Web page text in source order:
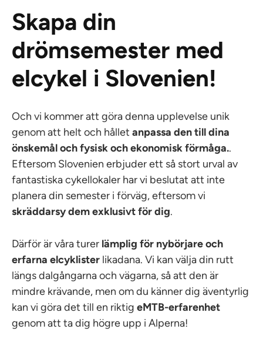
Skapa din
drömsemester med
elcykel i Slovenien!
Och vi kommer att göra denna upplevelse unik
genom att helt och hållet anpassa den till dina
önskemåloch fysisk och ekonomisk förmåga..
Eftersom Slovenien erbjuder ett så stort urval av
fantastiska cykellokaler har vi beslutat att inte
planera din semester i förväg, eftersom vi
skräddarsy dem exklusivt för dig.
Därför är våra turer lämplig för nybörjare och
erfarna elcyklister likadana. Vi kan välja din rutt
längs dalgångarna och vägarna, så att den är
mindre krävande, men om du känner dig äventyrlig
kan vi göra det till en riktig eMTB-erfarenhet
genom att ta dig högre upp i Alperna!